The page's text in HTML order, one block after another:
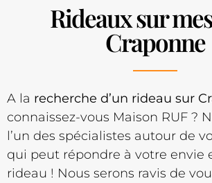
Rideaux sur
Craponne
A la recherche d’un rideau sur
connaissez-vous Maison RUF ?
l’un des spécialistes autour de
qui peut répondre à votre envie
rideau ! Nous serons ravis de